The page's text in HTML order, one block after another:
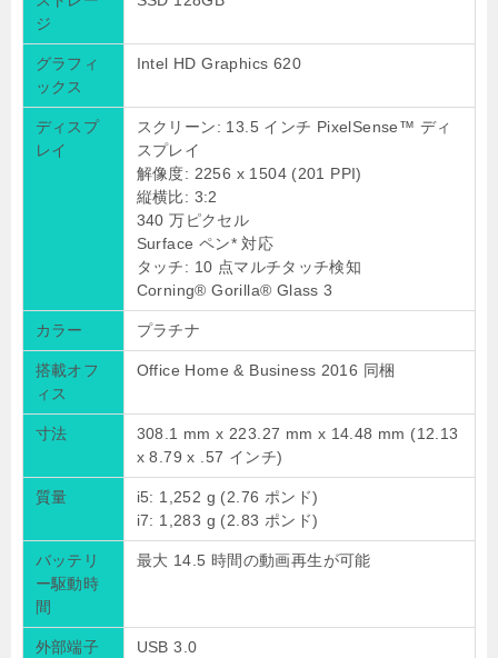
ジ
グラフィ
ックス
Intel HD Graphics 620
ディスプ
レイ
スクリーン: 13.5 インチ PixelSense™ ディ
スプレイ
解像度: 2256 x 1504 (201 PPI)
縦横比: 3:2
340 万ピクセル
Surface ペン* 対応
タッチ: 10 点マルチタッチ検知
Corning® Gorilla® Glass 3
カラー プラチナ
搭載オフ
ィス
Office Home & Business 2016 同梱
寸法
308.1 mm x 223.27 mm x 14.48 mm (12.13
x 8.79 x .57 インチ)
質量
i5: 1,252 g (2.76 ポンド)
i7: 1,283 g (2.83 ポンド)
バッテリ
ー駆動時
間
最大 14.5 時間の動画再生が可能
外部端子
USB 3.0